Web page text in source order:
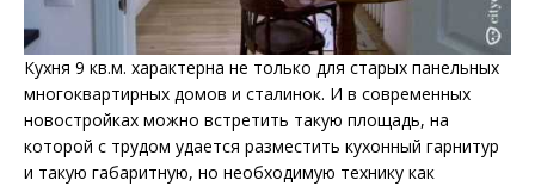
Кухня 9 кв.м. характерна не только для старых панельных
многоквартирных домов и сталинок. И в современных
новостройках можно встретить такую площадь, на
которой с трудом удается разместить кухонный гарнитур
и такую габаритную, но необходимую технику как